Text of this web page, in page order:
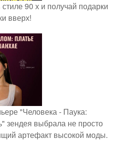
90 х и получай подарки
вверх!
"Человека - Паука:
выбрала не просто
артефакт высокой моды.